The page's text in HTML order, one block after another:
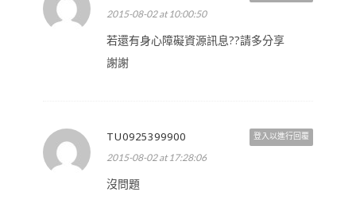
2015-08-02 at 10:00:50
若還有身心障礙資源訊息??請多分享
謝謝
登入以進行回覆
TU0925399900
2015-08-02 at 17:28:06
沒問題